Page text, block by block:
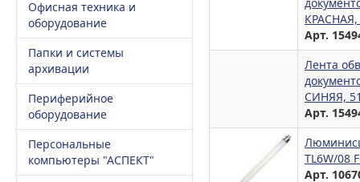
Офисная техника и
оборудование
Папки и системы
архивации
Периферийное
оборудование
Персональные
компьютеры "АСПЕКТ"
КРАСНАЯ,
Арт.
Лента
СИНЯЯ,
Арт.
TL6W/08
Арт.